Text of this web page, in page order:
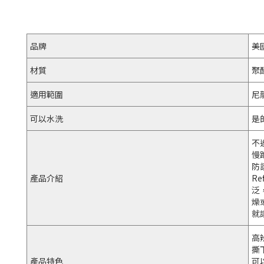
品牌 美
材質 聚
適用範圍 尼
可以水洗 是
產品介紹
不
慢
防
泛
燥
就
產品特色
高
撕
可